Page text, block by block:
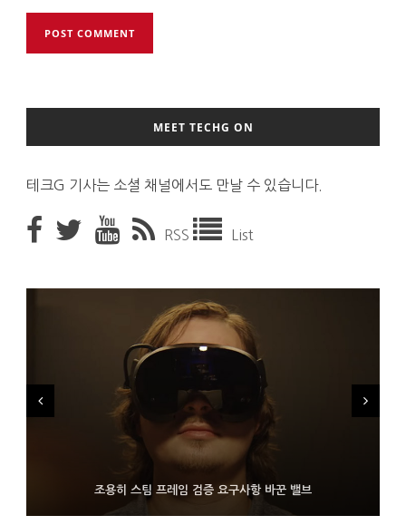
MEET TECHG ON
테크G 기사는 소셜 채널에서도 만날 수 있습니다.
RSS List
조용히 스팀 프레임 검증 요구사항 바꾼 밸브
9월 4일부터 서비스 접는 안드로이드 장치용 구글 어시스턴트
FMS 2026서 차세대 3D 메모리 ZHBM·ZNAND-O 모형 처음 선
보인 삼성전자